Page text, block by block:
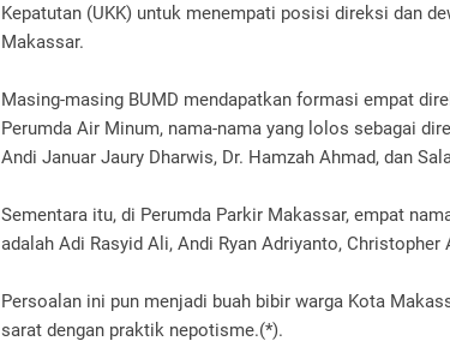
Kepatutan (UKK) untuk menempati posisi direksi dan
Makassar.
Masing-masing BUMD mendapatkan formasi empat
Perumda Air Minum, nama-nama yang lolos sebagai
Andi Januar Jaury Dharwis, Dr. Hamzah Ahmad, dan
Sementara itu, di Perumda Parkir Makassar, empat
adalah Adi Rasyid Ali, Andi Ryan Adriyanto, Christopher
Persoalan ini pun menjadi buah bibir warga Kota
sarat dengan praktik nepotisme.(*).